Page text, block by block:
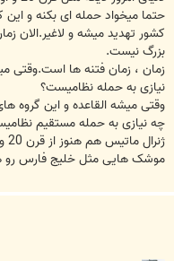
حتما میخواد حمله ای بکنه و
کشور تهدید میشه و لاغیر.الان
بزرگ نیست.
زمان ، زمان فتنه ها است.وقتی
نیازی به حمله نظامیست؟
وقتی میشه القاعده و این گروه
چه نیازی به حمله مستقیم
موشک هایی مثل خلیج فارس رو